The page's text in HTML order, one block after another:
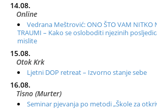
14.08.
Online
Vedrana Meštrović: ONO ŠTO VAM NITKO
TRAUMI – Kako se osloboditi njezinih
mislite
15.08.
Otok Krk
Ljetni DOP retreat – Izvorno stanje sebe
16.08.
Tisno (Murter)
Seminar pjevanja po metodi „Škole za